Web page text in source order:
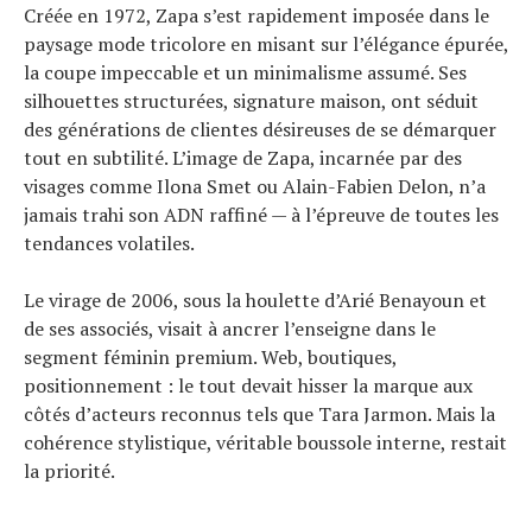
Créée en 1972, Zapa s’est rapidement imposée dans le
paysage mode tricolore en misant sur l’élégance épurée,
la coupe impeccable et un minimalisme assumé. Ses
silhouettes structurées, signature maison, ont séduit
des générations de clientes désireuses de se démarquer
tout en subtilité. L’image de Zapa, incarnée par des
visages comme Ilona Smet ou Alain-Fabien Delon, n’a
jamais trahi son ADN raffiné — à l’épreuve de toutes les
tendances volatiles.
Le virage de 2006, sous la houlette d’Arié Benayoun et
de ses associés, visait à ancrer l’enseigne dans le
segment féminin premium. Web, boutiques,
positionnement : le tout devait hisser la marque aux
côtés d’acteurs reconnus tels que Tara Jarmon. Mais la
cohérence stylistique, véritable boussole interne, restait
la priorité.